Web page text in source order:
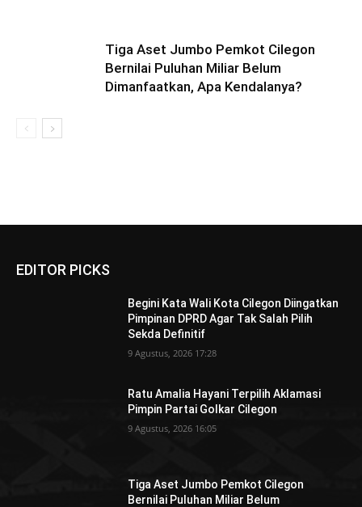
Tiga Aset Jumbo Pemkot Cilegon
Bernilai Puluhan Miliar Belum
Dimanfaatkan, Apa Kendalanya?
EDITOR PICKS
Begini Kata Wali Kota Cilegon Diingatkan
Pimpinan DPRD Agar Tak Salah Pilih
Sekda Definitif
9 Agustus, 2026 17:28
Ratu Amalia Hayani Terpilih Aklamasi
Pimpin Partai Golkar Cilegon
9 Agustus, 2026 16:05
Tiga Aset Jumbo Pemkot Cilegon
Bernilai Puluhan Miliar Belum